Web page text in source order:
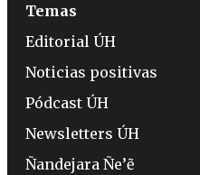
Temas
Editorial ÚH
Noticias positivas
Pódcast ÚH
Newsletters ÚH
Ñandejara Ñe’ẽ